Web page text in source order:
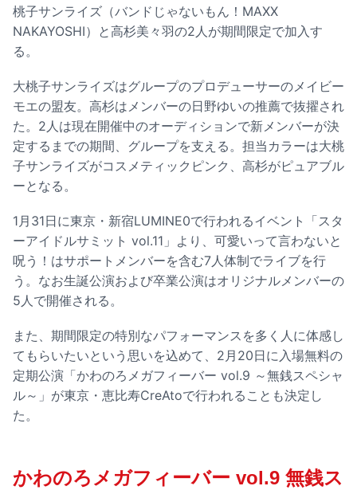
桃子サンライズ（バンドじゃないもん！MAXX
NAKAYOSHI）と高杉美々羽の2人が期間限定で加入す
る。
大桃子サンライズはグループのプロデューサーのメイビー
モエの盟友。高杉はメンバーの日野ゆいの推薦で抜擢され
た。2人は現在開催中のオーディションで新メンバーが決
定するまでの期間、グループを支える。担当カラーは大桃
子サンライズがコスメティックピンク、高杉がピュアブル
ーとなる。
1月31日に東京・新宿LUMINE0で行われるイベント「スタ
ーアイドルサミット vol.11」より、可愛いって言わないと
呪う！はサポートメンバーを含む7人体制でライブを行
う。なお生誕公演および卒業公演はオリジナルメンバーの
5人で開催される。
また、期間限定の特別なパフォーマンスを多く人に体感し
てもらいたいという思いを込めて、2月20日に入場無料の
定期公演「かわのろメガフィーバー vol.9 ～無銭スペシャ
ル～」が東京・恵比寿CreAtoで行われることも決定し
た。
かわのろメガフィーバー vol.9 無銭ス